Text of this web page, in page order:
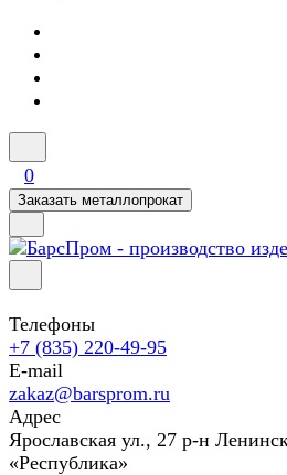
0
Заказать металлопрокат
Телефоны
+7 (835) 220-49-95
E-mail
zakaz@barsprom.ru
Адрес
Ярославская ул., 27 р-н
«Республика»